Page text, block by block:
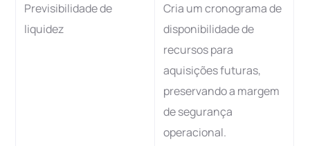
Previsibilidade de
liquidez
Cria um cronograma de
disponibilidade de
recursos para
aquisições futuras,
preservando a margem
de segurança
operacional.